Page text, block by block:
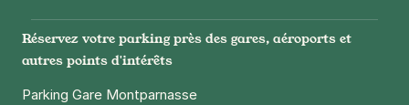
20 rue George Bernard Shaw
75015
Réservez votre parking près des gares, aéroports et
autres points d'intérêts
Parking Gare Montparnasse